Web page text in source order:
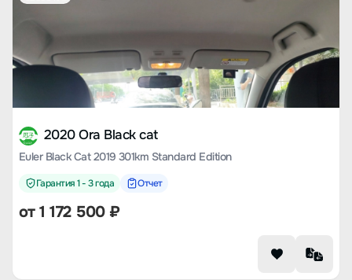
2020 Ora Black cat
Euler Black Cat 2019 301km Standard Edition
Гарантия 1 - 3 года Отчет
от1 172 500₽